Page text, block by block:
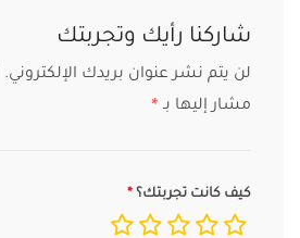
شاركنا رأيك وتجربتك
لن يتم نشر عنوان بريدك الإلكتروني.
مشار إليها بـ *
كيف كانت تجربتك؟